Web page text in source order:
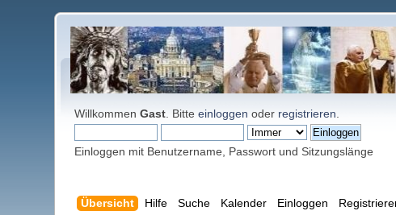
WillkommenGast . Bitteeinloggen oder registrieren
Einloggen mit Benutzername, Passwort und Sitzungslänge
Übersicht Hilfe Suche Kalender Einloggen